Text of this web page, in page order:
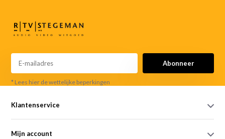
Abonneer
* Lees hier de wettelijke beperkingen
Klantenservice
Mijn account